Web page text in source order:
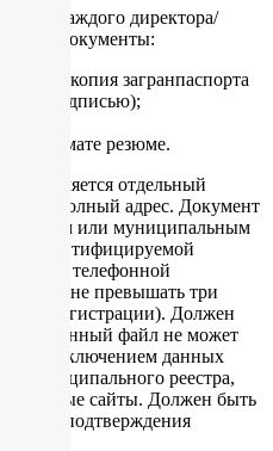
от каждого директора/
документы:
— сканкопия загранпаспорта
и подписью);
в формате резюме.
является отдельный
имя и полный адрес. Документ
или муниципальным
идентифицируемой
телефонной
должна не превышать три
регистрации). Должен
электронный файл не может
за исключением данных
/ муниципального реестра,
сайты. Должен быть
подтверждения